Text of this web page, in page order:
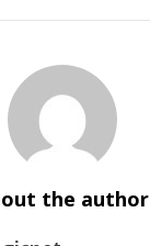
the author